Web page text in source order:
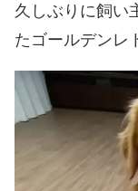
久しぶりに飼い
たゴールデンレ